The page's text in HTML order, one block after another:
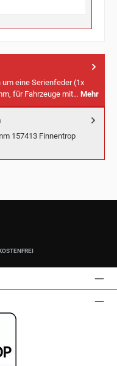
eine Serienfeder (1x
für Fahrzeuge mit… Mehr
157413 Finnentrop